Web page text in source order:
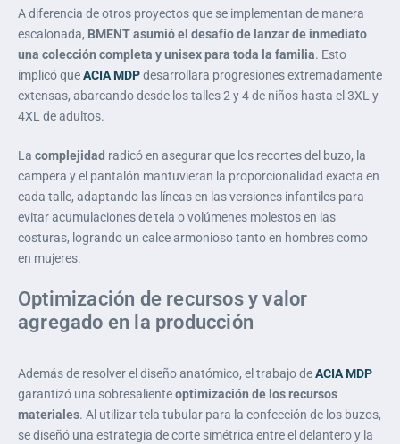
A diferencia de otros proyectos que se implementan de manera
escalonada, BMENT asumió el desafío de lanzar de inmediato
una colección completa y unisex para toda la familia. Esto
implicó queACIA MDPdesarrollara progresiones extremadamente
extensas, abarcando desde los talles 2 y 4 de niños hasta el 3XL y
4XL de adultos.
La complejidad radicó en asegurar que los recortes del buzo, la
campera y el pantalón mantuvieran la proporcionalidad exacta en
cada talle, adaptando las líneas en las versiones infantiles para
evitar acumulaciones de tela o volúmenes molestos en las
costuras, logrando un calce armonioso tanto en hombres como
en mujeres.
Optimización de recursos y valor
agregado en la producción
Además de resolver el diseño anatómico, el trabajo deACIA MDP
garantizó una sobresalienteoptimización de los recursos
materiales. Al utilizar tela tubular para la confección de los buzos,
se diseñó una estrategia de corte simétrica entre el delantero y la